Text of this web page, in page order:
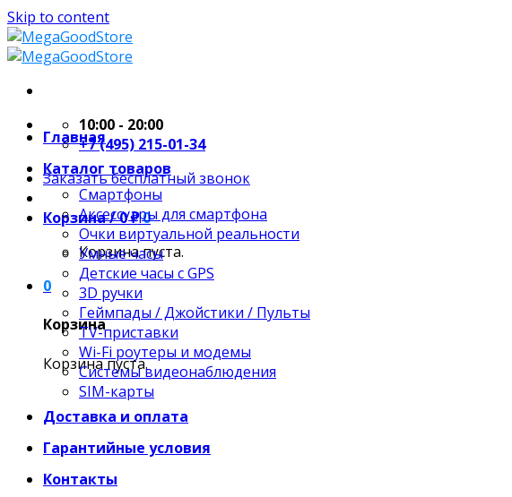
Skip to content
10:00 - 20:00
+7 (495) 215-01-34
Заказать бесплатный звонок
Корзина /0₽0
Корзина пуста.
0
Корзина
Корзина пуста.
Главная
Каталог товаров
Смартфоны
Аксессуары для смартфона
Очки виртуальной реальности
Умные часы
Детские часы с GPS
3D ручки
Геймпады / Джойстики / Пульты
TV-приставки
Wi-Fi роутеры и модемы
Системы видеонаблюдения
SIM-карты
Доставка и оплата
Гарантийные условия
Контакты